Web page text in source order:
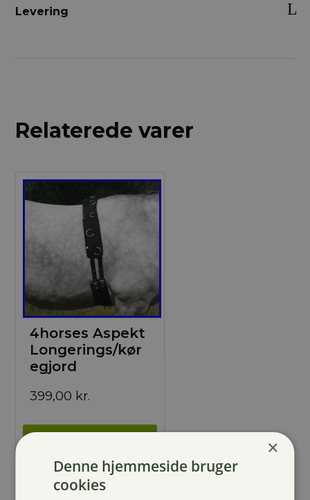
Levering
Relaterede varer
4horses Aspekt
Longerings/kør
egjord
399,00 kr.
×
Denne hjemmeside bruger
cookies